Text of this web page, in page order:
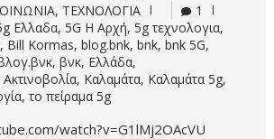
, ΤΕΧΝΟΛΟΓΙΑ
1
Ελλαδα,5G Η Αρχή,5g τεχνολογια,
, Bill Kormas,blog.bnk,bnk,bnk 5G,
,βνκ, Ελλάδα,
, Καλαμάτα, Καλαμάτα 5g,
,το πείραμα 5g
watch?v=G1lMj2OAcVU